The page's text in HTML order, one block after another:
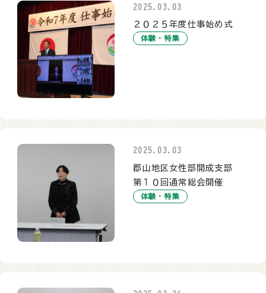
2025.03.03
２０２５年度仕事始め式
体験・特集
2025.03.03
郡山地区女性部開成支部
第１０回通常総会開催
体験・特集